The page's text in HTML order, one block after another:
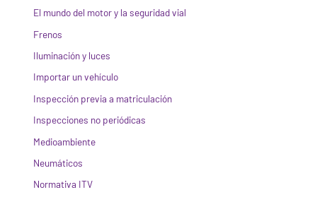
El mundo del motor y la seguridad vial
Frenos
Iluminación y luces
Importar un vehículo
Inspección previa a matriculación
Inspecciones no periódicas
Medioambiente
Neumáticos
Normativa ITV